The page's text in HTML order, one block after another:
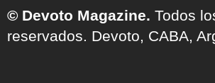
© Devoto Magazine. Todos
reservados. Devoto, CABA,